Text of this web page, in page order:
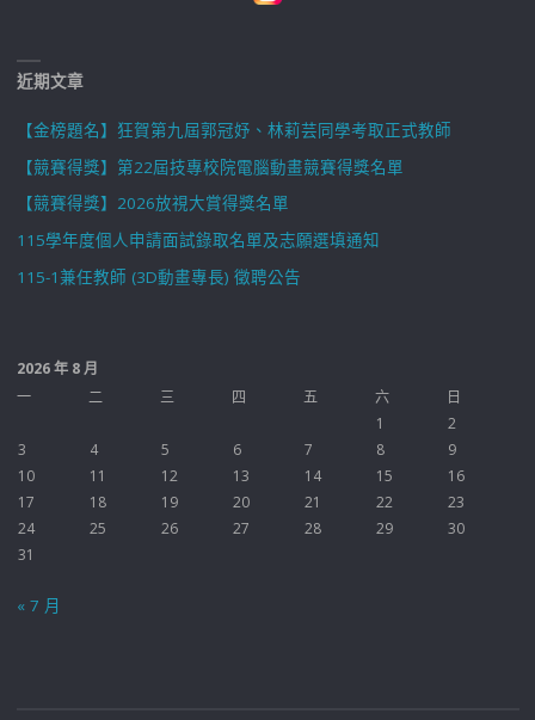
近期文章
【金榜題名】狂賀第九屆郭冠妤、林莉芸同學考取正式教師
【競賽得獎】第22屆技專校院電腦動畫競賽得獎名單
【競賽得獎】2026放視大賞得獎名單
115學年度個人申請面試錄取名單及志願選填通知
115-1兼任教師 (3D動畫專長) 徵聘公告
2026 年 8 月
一
二 三 四 五 六
日
1
2
3
4 5 6 7 8
9
10
11 12 13 14 15
16
17
18 19 20 21 22
23
24
25 26 27 28 29
30
31
« 7 月